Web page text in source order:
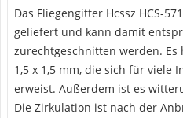
Das Fliegengitter Hcssz HCS-
geliefert und kann damit
zurechtgeschnitten werden. Es
1,5 x 1,5 mm, die sich für viele
erweist. Außerdem ist es
Die Zirkulation ist nach der